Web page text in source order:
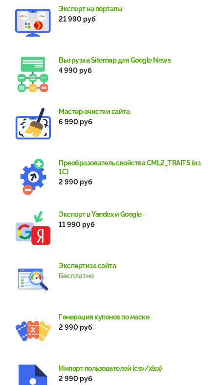
Экспорт на порталы
21 990 руб
Выгрузка Sitemap для Google News
4 990 руб
Мастер очистки сайта
6 990 руб
Преобразователь свойства CML2_TRAITS (из
1С)
2 990 руб
Экспорт в Yandex и Google
11 990 руб
Экспертиза сайта
Бесплатно
Генерация купонов по маске
2 990 руб
Импорт пользователей (csv/xlsx)
2 990 руб